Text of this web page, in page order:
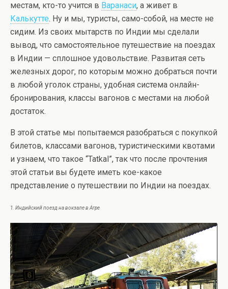
местам, кто-то учится в Варанаси, а живет в
Калькутте. Ну и мы, туристы, само-собой, на месте не
сидим. Из своих мытарств по Индии мы сделали
вывод, что самостоятельное путешествие на поездах
в Индии — сплошное удовольствие. Развитая сеть
железных дорог, по которым можно добраться почти
в любой уголок страны, удобная система онлайн-
бронирования, классы вагонов с местами на любой
достаток.
В этой статье мы попытаемся разобраться с покупкой
билетов, классами вагонов, туристическими квотами
и узнаем, что такое “Tatkal”, так что после прочтения
этой статьи вы будете иметь кое-какое
представление о путешествии по Индии на поездах.
1. Индийский поезд на вокзале в Агре